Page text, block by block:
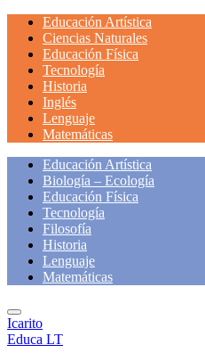
Educación Artística
Ciencias Naturales
Educación Física
Tecnología
Historia
Inglés
Lenguaje
Matemáticas
Educación Artística
Biología – Ecología
Educación Física
Tecnología
Filosofía
Historia
Lenguaje
Matemáticas
Icarito
Educa LT